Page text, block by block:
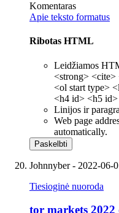
Komentaras
Apie teksto formatus
Ribotas HTML
Leidžiamos
<strong>
<ol start type>
<h4 id> <h5
Linijos ir
Web page
automatically.
Johnnyber- 2022-06-
Tiesioginė nuoroda
tor markets